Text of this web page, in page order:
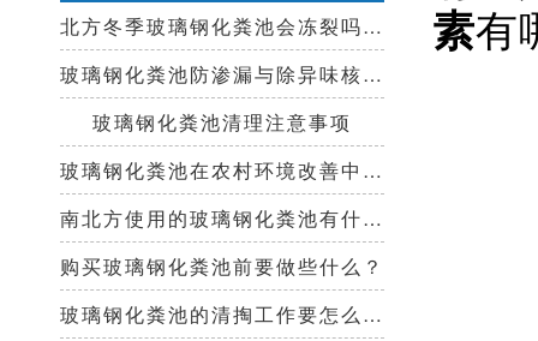
北方冬季玻璃钢化粪池会冻裂吗？需要保温措施吗？
玻璃钢化粪池防渗漏与除异味核心技术指南
玻璃钢化粪池清理注意事项
玻璃钢化粪池在农村环境改善中起到哪些作用？
南北方使用的玻璃钢化粪池有什么区别？
购买玻璃钢化粪池前要做些什么？
玻璃钢化粪池的清掏工作要怎么做？
素有